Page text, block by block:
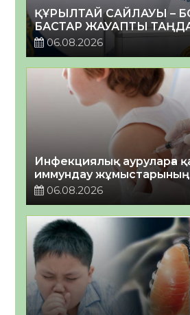
ҚҰРЫЛТАЙ САЙЛАУЫ –
БАСТАР ЖАУАПТЫ
06.08.2026
Инфекциялық ауруларға
иммундау жұмыстарының
06.08.2026